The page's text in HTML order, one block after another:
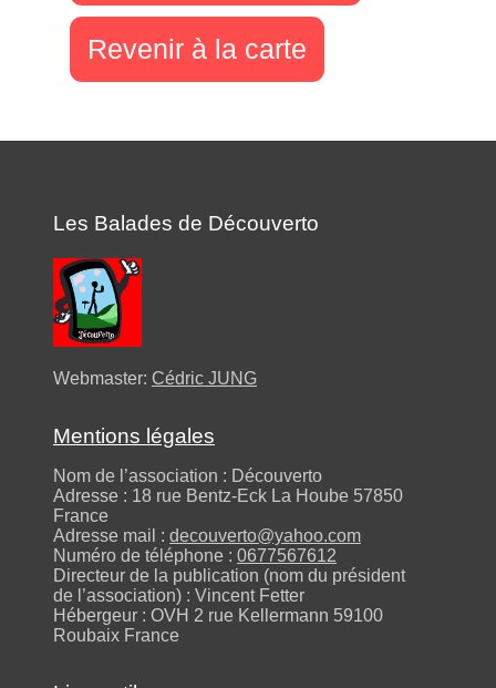
Revenir à la carte
Les Balades de Découverto
Webmaster: Cédric JUNG
Mentions légales
Nom de l’association : Découverto
Adresse : 18 rue Bentz-Eck La Hoube 57850
France
Adresse mail : decouverto@yahoo.com
Numéro de téléphone : 0677567612
Directeur de la publication (nom du président
de l’association) : Vincent Fetter
Hébergeur : OVH 2 rue Kellermann 59100
Roubaix France